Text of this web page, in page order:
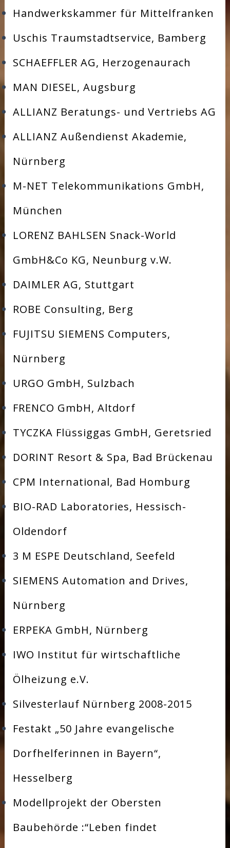
Handwerkskammer für Mittelfranken
Uschis Traumstadtservice, Bamberg
SCHAEFFLER AG, Herzogenaurach
MAN DIESEL, Augsburg
ALLIANZ Beratungs- und Vertriebs AG
ALLIANZ Außendienst Akademie,
Nürnberg
M-NET Telekommunikations GmbH,
München
LORENZ BAHLSEN Snack-World
GmbH&Co KG, Neunburg v.W.
DAIMLER AG, Stuttgart
ROBE Consulting, Berg
FUJITSU SIEMENS Computers,
Nürnberg
URGO GmbH, Sulzbach
FRENCO GmbH, Altdorf
TYCZKA Flüssiggas GmbH, Geretsried
DORINT Resort & Spa, Bad Brückenau
CPM International, Bad Homburg
BIO-RAD Laboratories, Hessisch-
Oldendorf
3 M ESPE Deutschland, Seefeld
SIEMENS Automation and Drives,
Nürnberg
ERPEKA GmbH, Nürnberg
IWO Institut für wirtschaftliche
Ölheizung e.V.
Silvesterlauf Nürnberg 2008-2015
Festakt „50 Jahre evangelische
Dorfhelferinnen in Bayern“,
Hesselberg
Modellprojekt der Obersten
Baubehörde :“Leben findet